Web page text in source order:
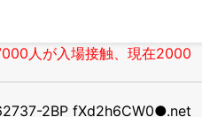
人が入場接触、現在2000
2BP fXd2h6CW0●.net